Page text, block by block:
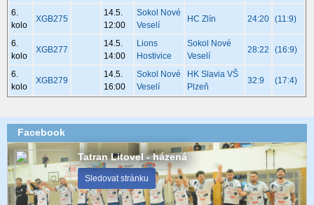
6.
kolo
XGB275
14.5.
12:00
Sokol Nové
Veselí
HC Zlín 24:20 (11:9)
6.
kolo
XGB277
14.5.
14:00
Lions
Hostivice
Sokol Nové
Veselí
28:22 (16:9)
6.
kolo
XGB279
14.5.
16:00
Sokol Nové
Veselí
HK Slavia VŠ
Plzeň
32:9 (17:4)
Facebook
Tatran Litovel - házená
Sledovat stránku